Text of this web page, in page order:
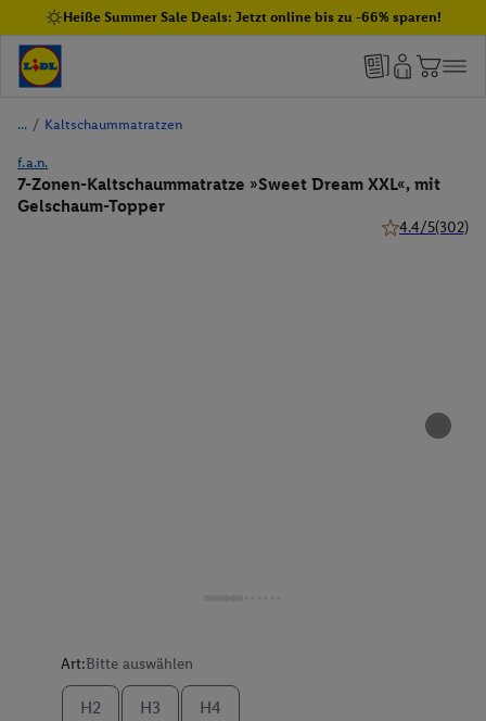
Heiße Summer Sale Deals: Jetzt online bis zu -66% sparen!
/ Kaltschaummatratzen
f.a.n.
7-Zonen-Kaltschaummatratze »Sweet Dream XXL«, mit
Gelschaum-Topper
4.4/5(302)
Art:Bitte auswählen
H2 H3 H4